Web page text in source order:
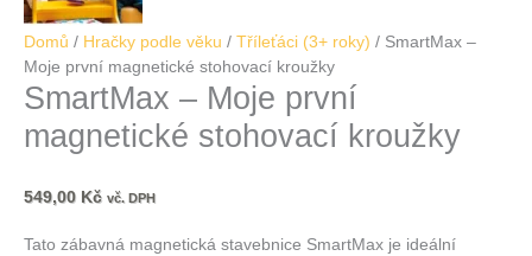
Domů / Hračky podle věku / Tříleťáci (3+ roky) / SmartMax –
Moje první magnetické stohovací kroužky
SmartMax – Moje první
magnetické stohovací kroužky
549,00 Kč vč. DPH
Tato zábavná magnetická stavebnice SmartMax je ideální